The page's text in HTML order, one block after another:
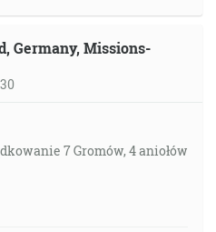
Germany, Missions-
7 Gromów, 4 aniołów